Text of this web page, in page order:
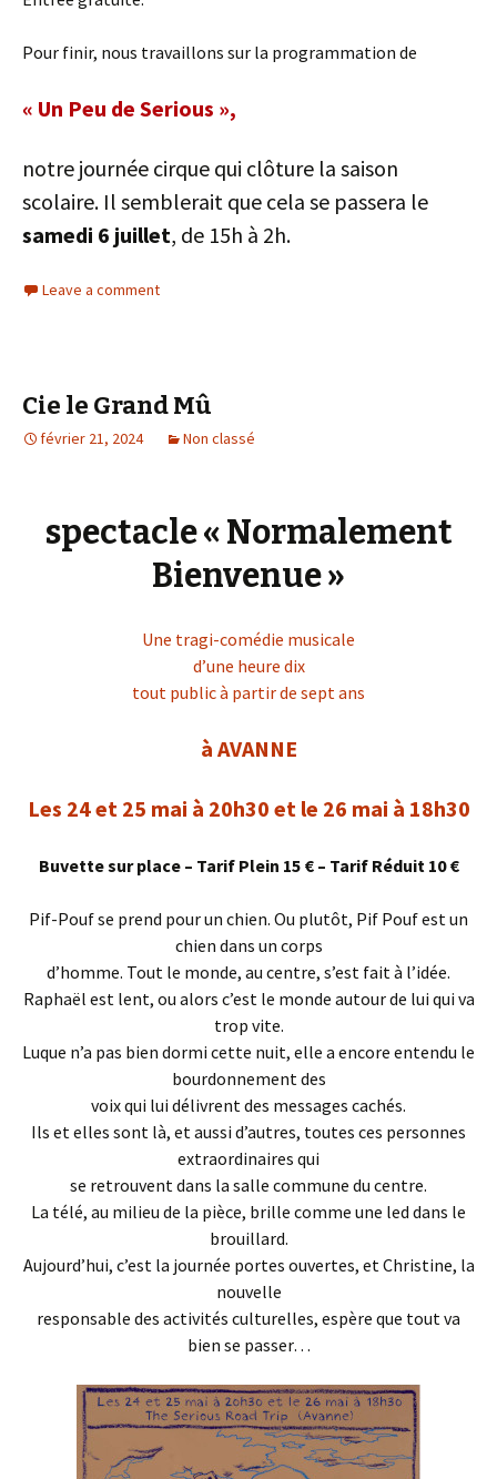
Pour finir, nous travaillons sur la programmation de
« Un Peu de Serious »,
notre journée cirque qui clôture la saison
scolaire. Il semblerait que cela se passera le
samedi 6 juillet, de 15h à 2h.
Leave a comment
Cie le Grand Mû
février 21, 2024 Non classé
spectacle « Normalement
Bienvenue »
Une tragi-comédie musicale
d’une heure dix
tout public à partir de sept ans
à AVANNE
Les 24 et 25 mai à 20h30 et le 26 mai à 18h30
Buvette sur place– Tarif Plein 15 € – Tarif Réduit 10 €
Pif-Pouf se prend pour un chien. Ou plutôt, Pif Pouf est un
chien dans un corps
d’homme. Tout le monde, au centre, s’est fait à l’idée.
Raphaël est lent, ou alors c’est le monde autour de lui qui va
trop vite.
Luque n’a pas bien dormi cette nuit, elle a encore entendu le
bourdonnement des
voix qui lui délivrent des messages cachés.
Ils et elles sont là, et aussi d’autres, toutes ces personnes
extraordinaires qui
se retrouvent dans la salle commune du centre.
La télé, au milieu de la pièce, brille comme une led dans le
brouillard.
Aujourd’hui, c’est la journée portes ouvertes, et Christine, la
nouvelle
responsable des activités culturelles, espère que tout va
bien se passer…